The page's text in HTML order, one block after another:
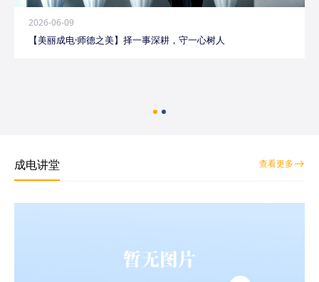
2026-06-09
【美丽成电·师德之美】择一事深耕，守一心树人
成电讲堂 查看更多